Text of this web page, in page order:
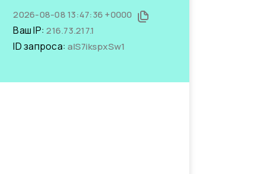
2026-08-08 13:47:36 +0000
Ваш IP:216.73.217.1
ID запроса:alS7ikspxSw1